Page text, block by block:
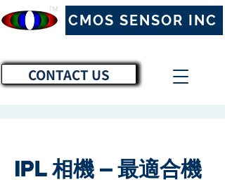
CONTACT US
CMOS SENSOR INC
™
IPL 相機 – 最適合機